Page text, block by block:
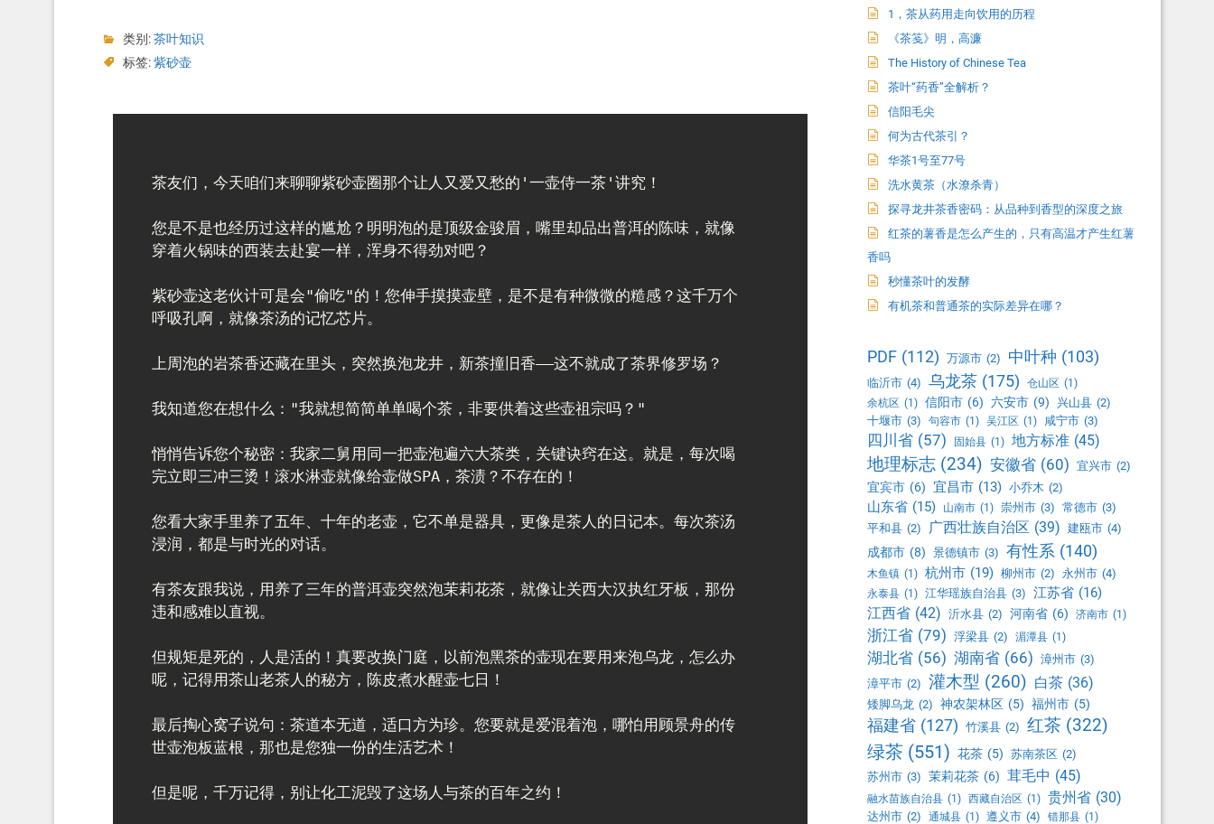
类别:茶叶知识
标签:紫砂壶
茶友们，今天咱们来聊聊紫砂壶圈那个让人又爱又愁的'一壶侍一茶'讲究！
您是不是也经历过这样的尴尬？明明泡的是顶级金骏眉，嘴里却品出普洱的陈味，就像
穿着火锅味的西装去赴宴一样，浑身不得劲对吧？
紫砂壶这老伙计可是会"偷吃"的！您伸手摸摸壶壁，是不是有种微微的糙感？这千万个
呼吸孔啊，就像茶汤的记忆芯片。
上周泡的岩茶香还藏在里头，突然换泡龙井，新茶撞旧香——这不就成了茶界修罗场？
我知道您在想什么："我就想简简单单喝个茶，非要供着这些壶祖宗吗？"
悄悄告诉您个秘密：我家二舅用同一把壶泡遍六大茶类，关键诀窍在这。就是，每次喝
完立即三冲三烫！滚水淋壶就像给壶做SPA，茶渍？不存在的！
您看大家手里养了五年、十年的老壶，它不单是器具，更像是茶人的日记本。每次茶汤
浸润，都是与时光的对话。
有茶友跟我说，用养了三年的普洱壶突然泡茉莉花茶，就像让关西大汉执红牙板，那份
违和感难以直视。
但规矩是死的，人是活的！真要改换门庭，以前泡黑茶的壶现在要用来泡乌龙，怎么办
呢，记得用茶山老茶人的秘方，陈皮煮水醒壶七日！
最后掏心窝子说句：茶道本无道，适口方为珍。您要就是爱混着泡，哪怕用顾景舟的传
世壶泡板蓝根，那也是您独一份的生活艺术！
但是呢，千万记得，别让化工泥毁了这场人与茶的百年之约！
1，茶从药用走向饮用的历程
《茶笺》明，高濂
The History of Chinese Tea
茶叶“药香”全解析？
信阳毛尖
何为古代茶引？
华茶1号至77号
洗水黄茶（水潦杀青）
探寻龙井茶香密码：从品种到香型的深度之旅
红茶的薯香是怎么产生的，只有高温才产生红薯
香吗
秒懂茶叶的发酵
有机茶和普通茶的实际差异在哪？
PDF (112) 万源市 (2) 中叶种 (103)
临沂市 (4) 乌龙茶 (175) 仓山区 (1)
余杭区 (1) 信阳市 (6) 六安市 (9) 兴山县 (2)
十堰市 (3) 句容市 (1) 吴江区 (1) 咸宁市 (3)
四川省 (57) 固始县 (1) 地方标准 (45)
地理标志 (234) 安徽省 (60) 宜兴市 (2)
宜宾市 (6) 宜昌市 (13) 小乔木 (2)
山东省 (15) 山南市 (1) 崇州市 (3) 常德市 (3)
平和县 (2) 广西壮族自治区 (39) 建瓯市 (4)
成都市 (8) 景德镇市 (3) 有性系 (140)
木鱼镇 (1) 杭州市 (19) 柳州市 (2) 永州市 (4)
永泰县 (1) 江华瑶族自治县 (3) 江苏省 (16)
江西省 (42) 沂水县 (2) 河南省 (6) 济南市 (1)
浙江省 (79) 浮梁县 (2) 湄潭县 (1)
湖北省 (56) 湖南省 (66) 漳州市 (3)
漳平市 (2) 灌木型 (260) 白茶 (36)
矮脚乌龙 (2) 神农架林区 (5) 福州市 (5)
福建省 (127) 竹溪县 (2) 红茶 (322)
绿茶 (551) 花茶 (5) 苏南茶区 (2)
苏州市 (3) 茉莉花茶 (6) 茸毛中 (45)
融水苗族自治县 (1) 西藏自治区 (1) 贵州省 (30)
达州市 (2) 通城县 (1) 遵义市 (4) 错那县 (1)